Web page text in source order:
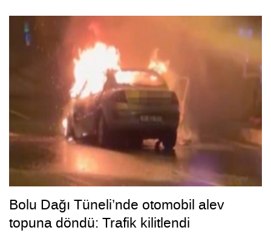
Bolu Dağı Tüneli’nde otomobil alev
topuna döndü: Trafik kilitlendi